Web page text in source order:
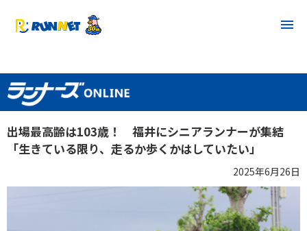
出場最高齢は103歳！ 福井にシニアランナーが集結
「生きている限り、走るか歩くかはしていたい」
2025年6月26日